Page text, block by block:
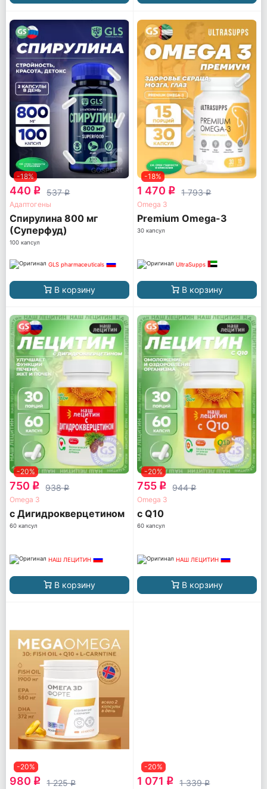
-18%
440 q 537q
Адаптогены
Спирулина 800 мг
(Суперфуд)
100 капсул
GLS pharmaceuticals
В корзину
-18%
1 470 q 1 793q
Omega 3
Premium Omega-3
30 капсул
UltraSupps
В корзину
-20%
750 q 938q
Omega 3
с Дигидрокверцетином
60 капсул
НАШ ЛЕЦИТИН
В корзину
-20%
755 q 944q
Omega 3
с Q10
60 капсул
НАШ ЛЕЦИТИН
В корзину
-20%
980 q 1 225q
-20%
1 071 q 1 339q